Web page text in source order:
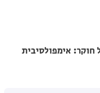
חוקר: אימפולסיבית